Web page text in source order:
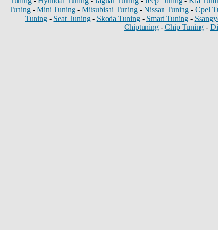
Tuning - Mini Tuning - Mitsubishi Tuning - Nissan Tuning - Opel
Tuning- Seat Tuning- Skoda Tuning- Smart Tuning-
Chiptuning- Chip Tuning-